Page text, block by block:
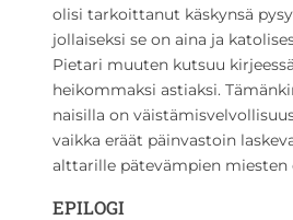
olisi tarkoittanut käskynsä
jollaiseksi se on aina ja
Pietari muuten kutsuu
heikommaksi astiaksi.
naisilla on
vaikka eräät päinvastoin
alttarille pätevämpien miesten
EPILOGI